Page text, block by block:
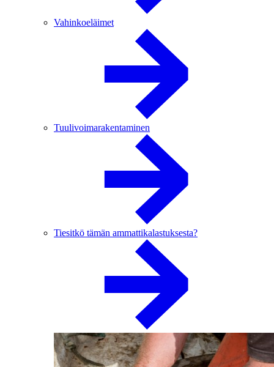
Vahinkoeläimet
Tuulivoimarakentaminen
Tiesitkö tämän ammattikalastuksesta?